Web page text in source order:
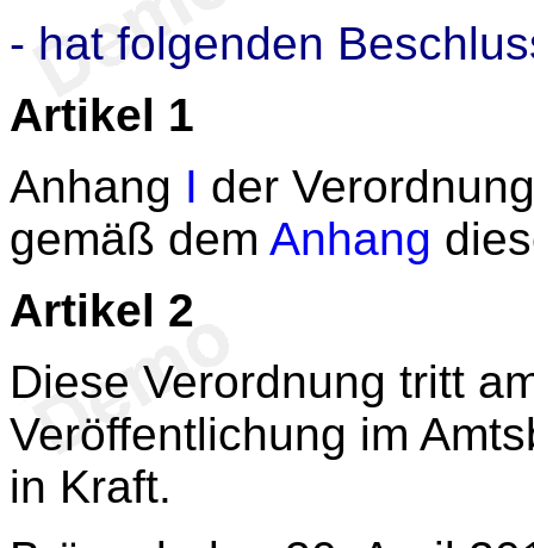
- hat folgenden
Artikel 1
Anhang I der
gemäß dem Anhang
Artikel 2
Diese Verordnung tritt
Veröffentlichung im
in Kraft.